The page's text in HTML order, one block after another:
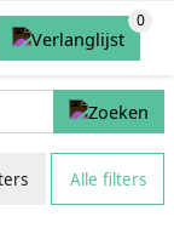
Alle filters